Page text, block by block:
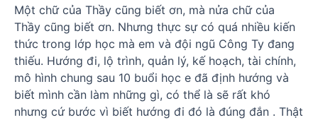
Một chữ của Thầy cũng biết ơn, mà nửa chữ của
Thầy cũng biết ơn. Nhưng thực sự có quá nhiều kiến
thức trong lớp học mà em và đội ngũ Công Ty đang
thiếu. Hướng đi, lộ trình, quản lý, kế hoạch, tài chính,
mô hình chung sau 10 buổi học e đã định hướng và
biết mình cần làm những gì, có thể là sẽ rất khó
nhưng cứ bước vì biết hướng đi đó là đúng đắn . Thật